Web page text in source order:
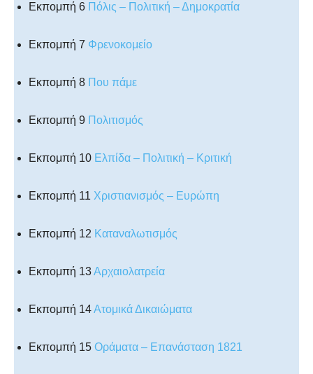
Εκπομπή 6 Πόλις – Πολιτική – Δημοκρατία
Εκπομπή 7 Φρενοκομείο
Εκπομπή 8 Που πάμε
Εκπομπή 9 Πολιτισμός
Εκπομπή 10 Ελπίδα – Πολιτική – Κριτική
Εκπομπή 11 Χριστιανισμός – Ευρώπη
Εκπομπή 12 Καταναλωτισμός
Εκπομπή 13Αρχαιολατρεία
Εκπομπή 14Ατομικά Δικαιώματα
Εκπομπή 15 Οράματα – Επανάσταση 1821